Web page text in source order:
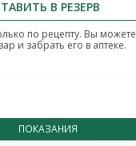
В РЕЗЕРВ
по рецепту. Вы можете
и забрать его в аптеке.
ПОКАЗАНИЯ